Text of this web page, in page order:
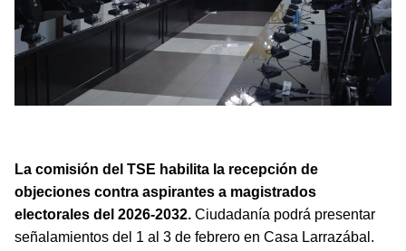
La comisión del TSE habilita la recepción de
objeciones contra aspirantes a magistrados
electorales del 2026-2032. Ciudadanía podrá presentar
señalamientos del 1 al 3 de febrero en Casa Larrazábal.